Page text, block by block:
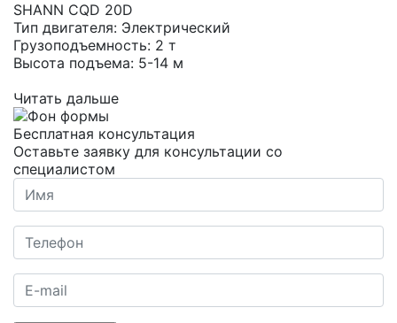
SHANN CQD 20D
Тип двигателя: Электрический
Грузоподъемность: 2 т
Высота подъема: 5-14 м
Читать дальше
Бесплатная консультация
Оставьте заявку для консультации со
специалистом